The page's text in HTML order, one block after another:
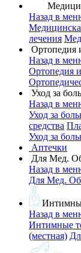
Назад в
лечения
Ортопедия
Назад в
Ортопедия
Уход за
Назад в
Уход за
средства
Уход за
Аптечки
Для Мед.
Назад в
Для Мед.
Назад в
Интимные
(местная)